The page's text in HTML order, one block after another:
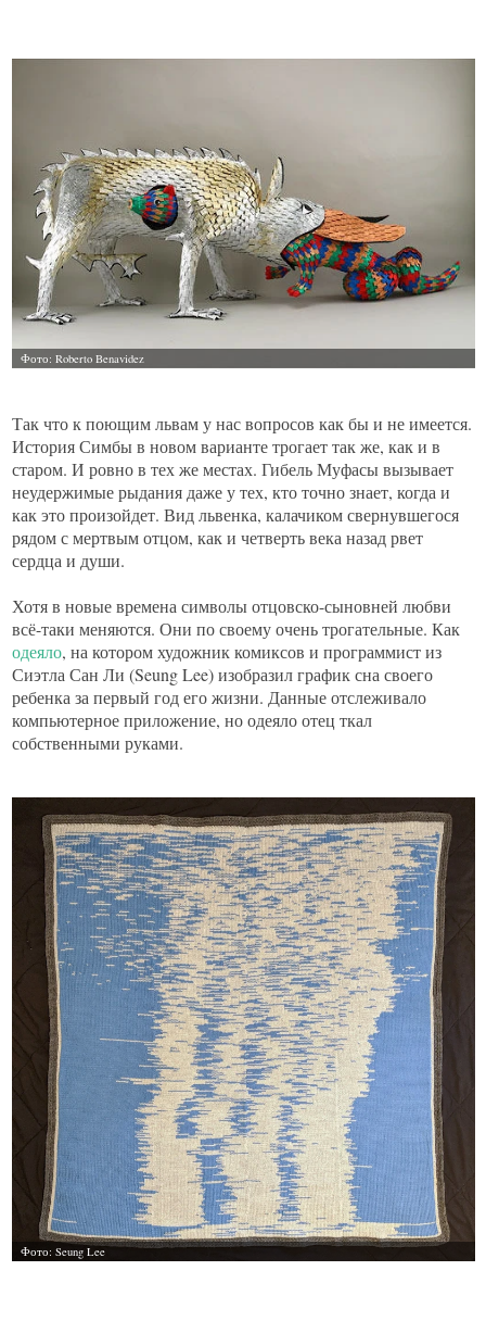
Так что к поющим львам у нас вопросов как бы и не имеется.
История Симбы в новом варианте трогает так же, как и в
старом. И ровно в тех же местах. Гибель Муфасы вызывает
неудержимые рыдания даже у тех, кто точно знает, когда и
как это произойдет. Вид львенка, калачиком свернувшегося
рядом с мертвым отцом, как и четверть века назад рвет
сердца и души.
Хотя в новые времена символы отцовско-сыновней любви
всё-таки меняются. Они по своему очень трогательные. Как
одеяло, на котором художник комиксов и программист из
Сиэтла Сан Ли (Seung Lee) изобразил график сна своего
ребенка за первый год его жизни. Данные отслеживало
компьютерное приложение, но одеяло отец ткал
собственными руками.